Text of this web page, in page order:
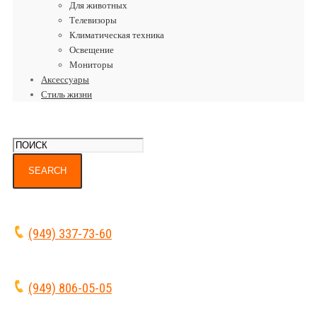
Для животных
Телевизоры
Климатическая техника
Освещение
Мониторы
Аксессуары
Стиль жизни
(949) 337-73-60
(949) 806-05-05